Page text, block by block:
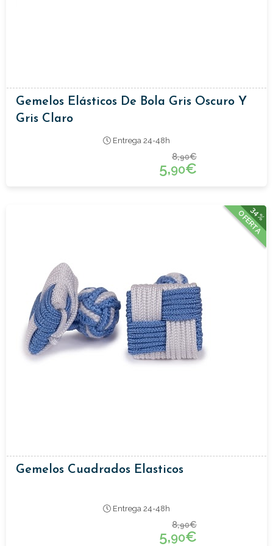
Gemelos Elásticos De Bola Gris Oscuro Y
Gris Claro
Entrega 24-48h
8,90€
5,90€
34%
OFERTA
Gemelos Cuadrados Elasticos
Entrega 24-48h
8,90€
5,90€